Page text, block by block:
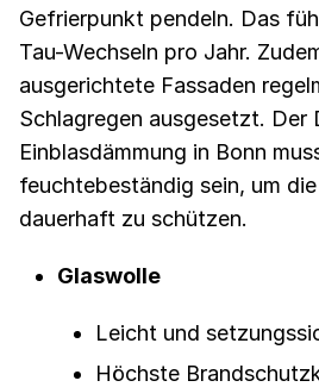
Gefrierpunkt pendeln. Das
Tau-Wechseln pro Jahr.
ausgerichtete Fassaden
Schlagregen ausgesetzt.
Einblasdämmung in Bonn
feuchtebeständig sein, um
dauerhaft zu schützen.
Glaswolle
Leicht und
Höchste